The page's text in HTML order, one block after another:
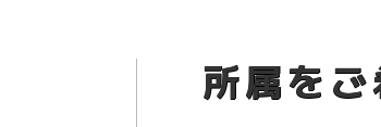
所属を